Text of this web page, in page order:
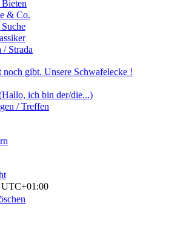
& Co.
Strada
gibt. Unsere Schwafelecke !
ich bin der/die...)
/ Treffen
UTC+01:00